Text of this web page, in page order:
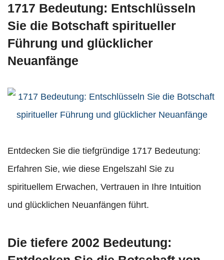
1717 Bedeutung: Entschlüsseln
Sie die Botschaft spiritueller
Führung und glücklicher
Neuanfänge
Entdecken Sie die tiefgründige 1717 Bedeutung:
Erfahren Sie, wie diese Engelszahl Sie zu
spirituellem Erwachen, Vertrauen in Ihre Intuition
und glücklichen Neuanfängen führt.
Die tiefere 2002 Bedeutung: